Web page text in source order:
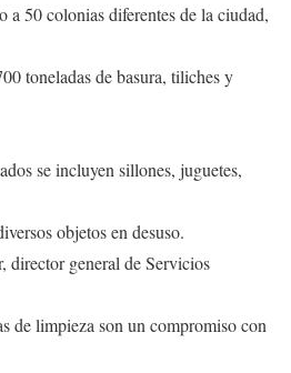
a 50 colonias diferentes de la ciudad,
toneladas de basura, tiliches y
se incluyen sillones, juguetes,
objetos en desuso.
director general de Servicios
de limpieza son un compromiso con